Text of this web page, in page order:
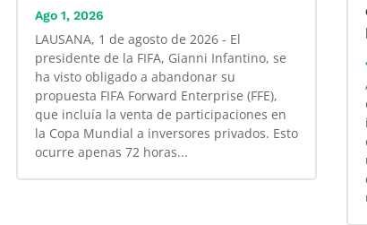
Ago 1, 2026
LAUSANA, 1 de agosto de 2026 - El
presidente de la FIFA, Gianni Infantino, se
ha visto obligado a abandonar su
propuesta FIFA Forward Enterprise (FFE),
que incluía la venta de participaciones en
la Copa Mundial a inversores privados. Esto
ocurre apenas 72 horas...